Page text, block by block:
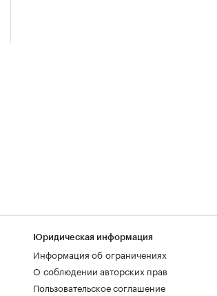
Юридическая информация
Информация об ограничениях
О соблюдении авторских прав
Пользовательское соглашение